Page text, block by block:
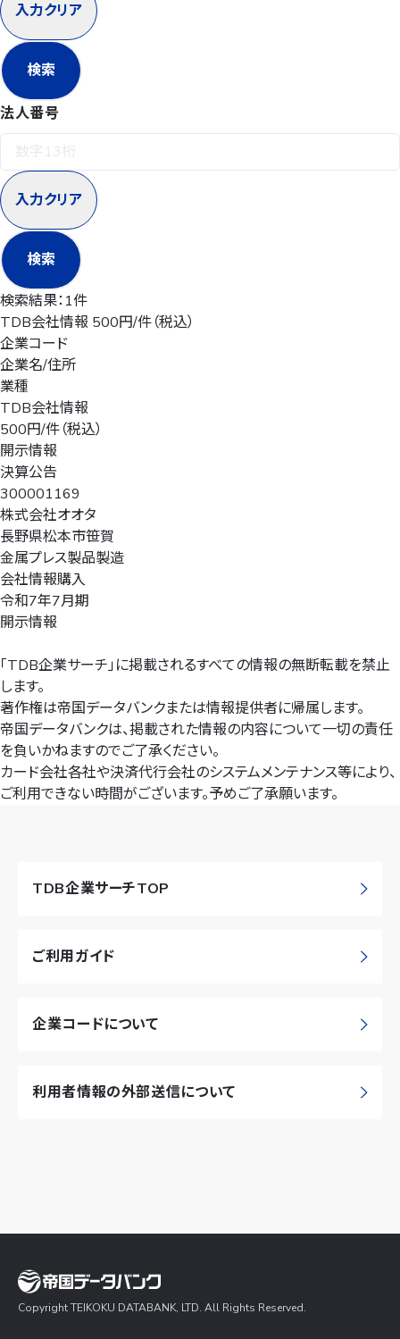
入力クリア
検索
法人番号
入力クリア
検索
検索結果：1件
TDB会社情報 500円/件（税込）
企業コード
企業名/住所
業種
TDB会社情報
500円/件（税込）
開示情報
決算公告
300001169
株式会社オオタ
長野県松本市笹賀
金属プレス製品製造
会社情報購入
令和7年7月期
開示情報
「TDB企業サーチ」に掲載されるすべての情報の無断転載を禁止
します。
著作権は帝国データバンクまたは情報提供者に帰属します。
帝国データバンクは、掲載された情報の内容について一切の責任
を負いかねますのでご了承ください。
カード会社各社や決済代行会社のシステムメンテナンス等により、
ご利用できない時間がございます。予めご了承願います。
TDB企業サーチTOP
ご利用ガイド
企業コードについて
利用者情報の外部送信について
Copyright TEIKOKU DATABANK, LTD. All Rights Reserved.